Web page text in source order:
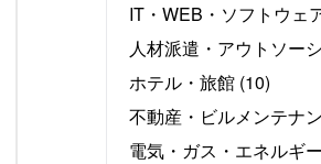
IT・WEB・ソフトウェ
人材派遣・アウトソー
ホテル・旅館 (10)
不動産・ビルメンテナ
電気・ガス・エネルギー